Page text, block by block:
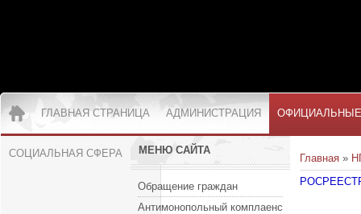
ГЛАВНАЯ СТРАНИЦА АДМИНИСТРАЦИЯ
СОЦИАЛЬНАЯ СФЕРА МЕНЮ САЙТА
Обращение граждан
Антимонопольный комплаенс
Главная »